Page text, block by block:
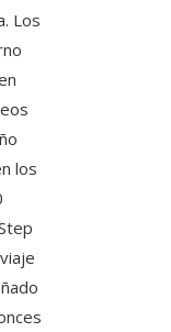
Los
los